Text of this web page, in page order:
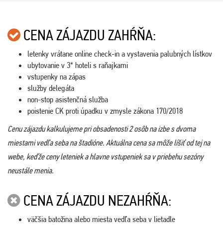
CENA ZÁJAZDU ZAHŔŇA:
letenky vrátane online check-in a vystavenia palubných lístkov
ubytovanie v 3* hoteli s raňajkami
vstupenky na zápas
služby delegáta
non-stop asistenčná služba
poistenie CK proti úpadku v zmysle zákona 170/2018
Cenu zájazdu kalkulujeme pri obsadenosti 2 osôb na izbe s dvoma
miestami vedľa seba na štadióne. Aktuálna cena sa môže líšiť od tej na
webe, keďže ceny leteniek a hlavne vstupeniek sa v priebehu sezóny
neustále menia.
CENA ZÁJAZDU NEZAHŔŇA:
väčšia batožina alebo miesta vedľa seba v lietadle